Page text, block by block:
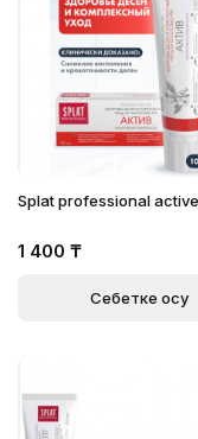
Splat professional
1 400 ₸
Себетке қосу